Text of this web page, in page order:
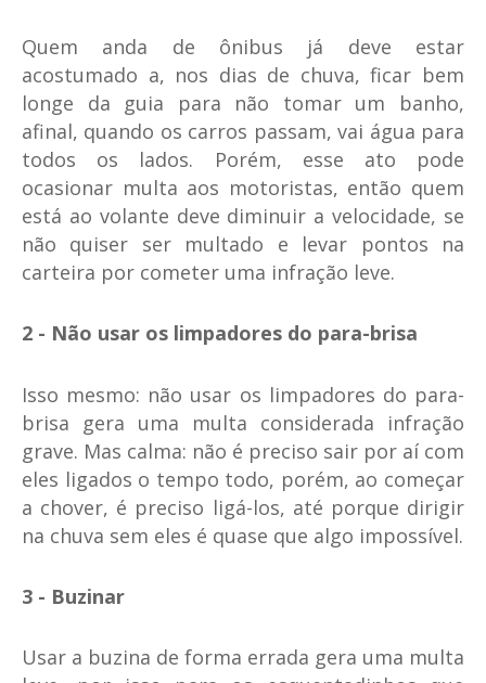
Quem anda de ônibus já deve estar
acostumado a, nos dias de chuva, ficar bem
longe da guia para não tomar um banho,
afinal, quando os carros passam, vai água para
todos os lados. Porém, esse ato pode
ocasionar multa aos motoristas, então quem
está ao volante deve diminuir a velocidade, se
não quiser ser multado e levar pontos na
carteira por cometer uma infração leve.
2 - Não usar os limpadores do para-brisa
Isso mesmo: não usar os limpadores do para-
brisa gera uma multa considerada infração
grave. Mas calma: não é preciso sair por aí com
eles ligados o tempo todo, porém, ao começar
a chover, é preciso ligá-los, até porque dirigir
na chuva sem eles é quase que algo impossível.
3 - Buzinar
Usar a buzina de forma errada gera uma multa